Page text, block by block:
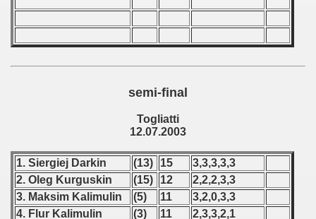
semi-final
Togliatti
12.07.2003
1. Siergiej Darkin (13) 15
3,3,3,3,3
2. Oleg Kurguskin
(15) 12
2,2,2,3,3
3. Maksim Kalimulin
(5) 11
3,2,0,3,3
4. Flur Kalimulin
(3) 11
2,3,3,2,1